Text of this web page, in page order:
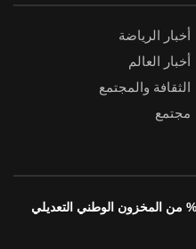
أخبار الرياضة
أخبار العالم
الثقافة والمجتمع
مجتمع
تحتضن 61% من المخزون الوطني التعديلي